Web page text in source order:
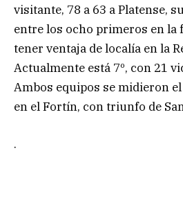
visitante, 78 a 63 a Platense,
entre los ocho primeros en la
tener ventaja de localía en la
Actualmente está 7º, con 21
Ambos equipos se midieron
en el Fortín, con triunfo de
.